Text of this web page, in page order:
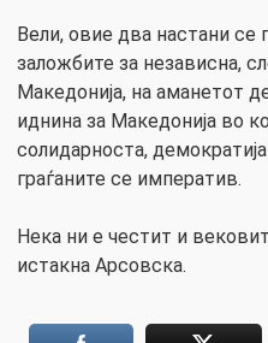
Вели, овие два настани се
заложбите за независна,
Македонија, на аманетот
иднина за Македонија во
солидарноста,
граѓаните се императив.
Нека ни е честит и
истакна Арсовска.